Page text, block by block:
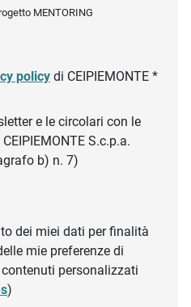
MENTORING
policy di CEIPIEMONTE *
e le circolari con le
S.c.p.a.
b) n. 7)
dei miei dati per finalità
mie preferenze di
personalizzati
)